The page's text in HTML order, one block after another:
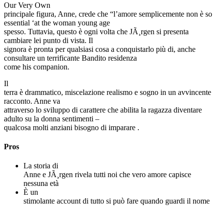
Our Very Own
principale figura, Anne, crede che “l’amore semplicemente non è so
essential ‘at the woman young age
spesso. Tuttavia, questo è ogni volta che JÃ¸rgen si presenta
cambiare lei punto di vista. Il
signora è pronta per qualsiasi cosa a conquistarlo più di, anche
consultare un terrificante Bandito residenza
come his companion.
Il
terra è drammatico, miscelazione realismo e sogno in un avvincente
racconto. Anne va
attraverso lo sviluppo di carattere che abilita la ragazza diventare
adulto su la donna sentimenti –
qualcosa molti anziani bisogno di imparare .
Pros
La storia di
Anne e JÃ¸rgen rivela tutti noi che vero amore capisce
nessuna età
È un
stimolante account di tutto si può fare quando guardi il nome